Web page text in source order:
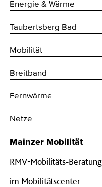
Energie & Wärme
Taubertsberg Bad
Mobilität
Breitband
Fernwärme
Netze
Mainzer Mobilität
RMV-Mobilitäts-Beratung
im Mobilitätscenter